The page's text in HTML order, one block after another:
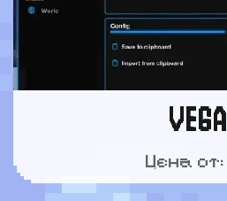
VEGA
Цена от: